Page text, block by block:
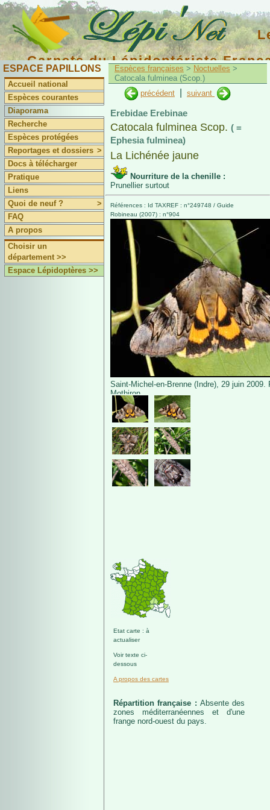
Carnets du Lépidoptériste
ESPACE PAPILLONS
Accueil national
Espèces courantes
Diaporama
Recherche
Espèces protégées
Reportages et dossiers >
Docs à télécharger
Pratique
Liens
Quoi de neuf ?
>
FAQ
A propos
Choisir un
département >>
Espace Lépidoptères >>
Espèces françaises > Noctuelles >
Catocala fulminea (Scop.)
précédent
suivant
Erebidae Erebinae
Catocala fulminea Scop. ( =
Ephesia fulminea)
La Lichénée jaune
Nourriture de la chenille :
Prunellier surtout
Références : Id TAXREF : n°249748 / Guide
Robineau (2007) : n°904
Saint-Michel-en-Brenne (Indre), 29 juin 2009.
Mothiron.
Etat carte : à
actualiser
Voir texte ci-
dessous
A propos des cartes
Répartition française : Absente des
zones méditerranéennes et d'une
frange nord-ouest du pays.